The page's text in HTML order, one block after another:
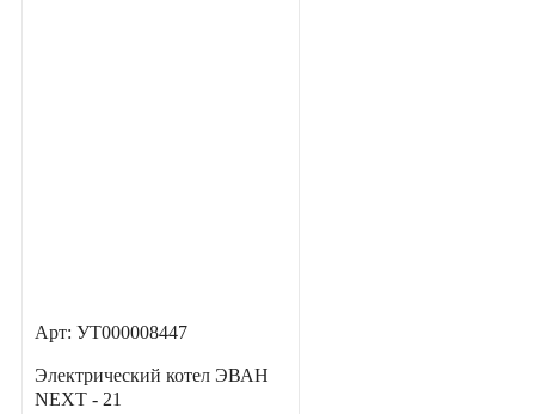
Арт: УТ000008447
Электрический котел ЭВАН
NEXT - 21